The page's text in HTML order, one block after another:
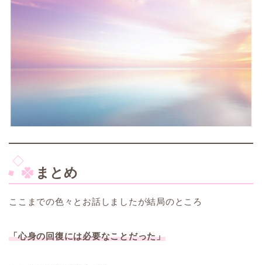
まとめ
ここまでの色々とお話しましたが結局のところ
「心身の回復には必要なことだった」